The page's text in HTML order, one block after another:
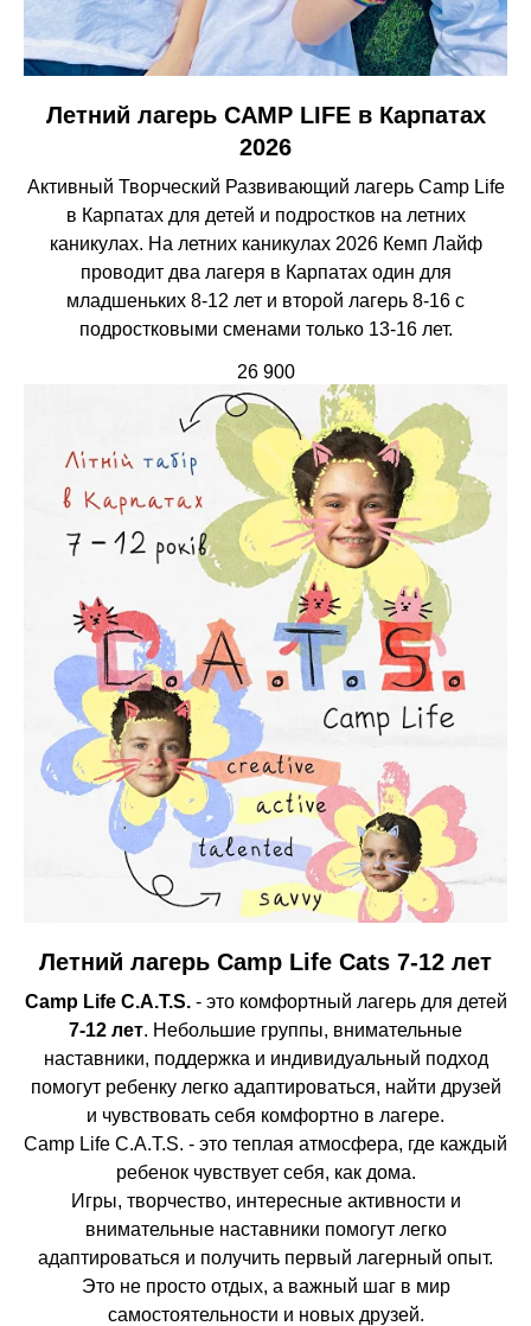
Летний лагерь CAMP LIFE в Карпатах
2026
Активный Творческий Развивающий лагерь Camp Life
в Карпатах для детей и подростков на летних
каникулах. На летних каникулах 2026 Кемп Лайф
проводит два лагеря в Карпатах один для
младшеньких 8-12 лет и второй лагерь 8-16 с
подростковыми сменами только 13-16 лет.
26 900
Летний лагерь Camp Life Cats 7-12 лет
Camp Life C.A.T.S.- это комфортный лагерь для детей
7-12 лет. Небольшие группы, внимательные
наставники, поддержка и индивидуальный подход
помогут ребенку легко адаптироваться, найти друзей
и чувствовать себя комфортно в лагере.
Camp Life C.A.T.S. - это теплая атмосфера, где каждый
ребенок чувствует себя, как дома.
Игры, творчество, интересные активности и
внимательные наставники помогут легко
адаптироваться и получить первый лагерный опыт.
Это не просто отдых, а важный шаг в мир
самостоятельности и новых друзей.